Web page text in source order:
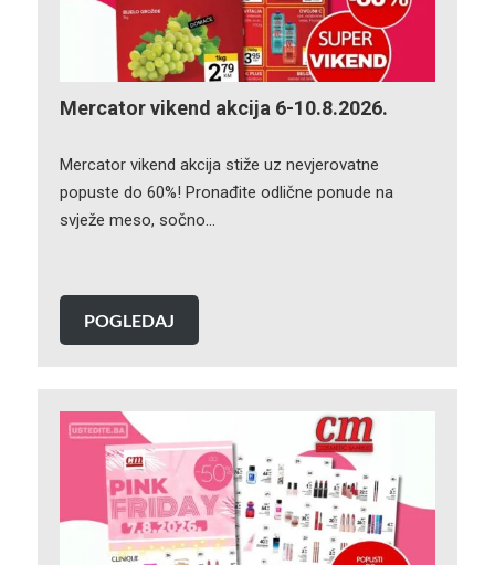
Mercator vikend akcija 6-10.8.2026.
Mercator vikend akcija stiže uz nevjerovatne
popuste do 60%! Pronađite odlične ponude na
svježe meso, sočno…
POGLEDAJ